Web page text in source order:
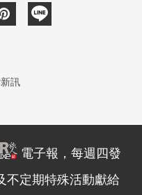
訊
電子報，每週四發
不定期特殊活動獻給